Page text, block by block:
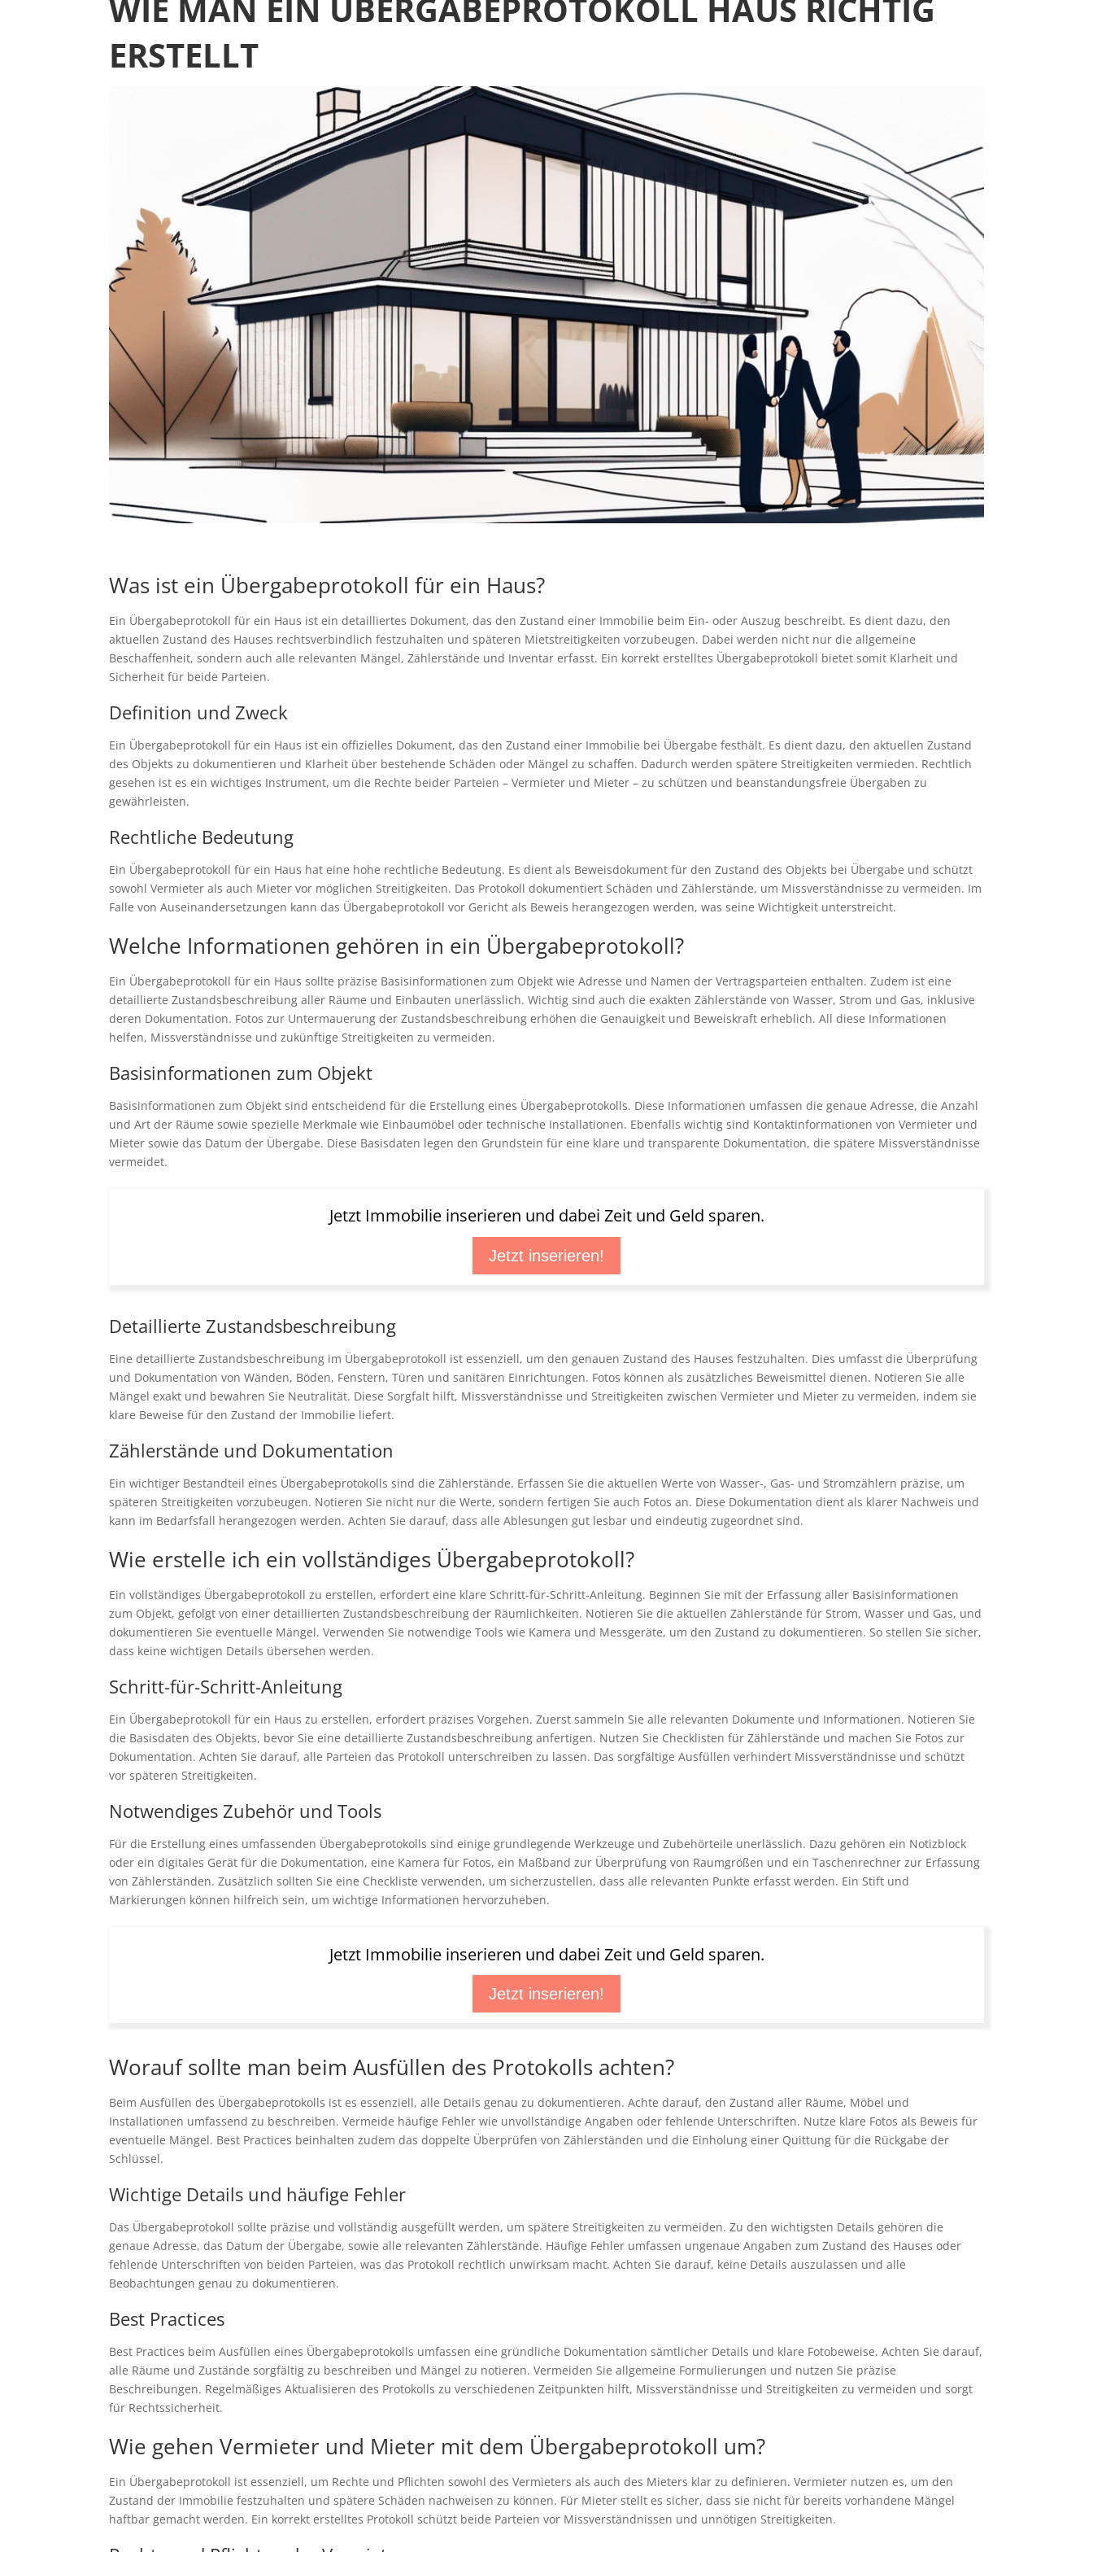
WIE MAN EIN ÜBERGABEPROTOKOLL HAUS RICHTIG
ERSTELLT
Was ist ein Übergabeprotokoll für ein Haus?
Ein Übergabeprotokoll für ein Haus ist ein detailliertes Dokument, das den Zustand einer Immobilie beim Ein- oder Auszug beschreibt. Es dient dazu, den
aktuellen Zustand des Hauses rechtsverbindlich festzuhalten und späteren Mietstreitigkeiten vorzubeugen. Dabei werden nicht nur die allgemeine
Beschaffenheit, sondern auch alle relevanten Mängel, Zählerstände und Inventar erfasst. Ein korrekt erstelltes Übergabeprotokoll bietet somit Klarheit und
Sicherheit für beide Parteien.
Definition und Zweck
Ein Übergabeprotokoll für ein Haus ist ein offizielles Dokument, das den Zustand einer Immobilie bei Übergabe festhält. Es dient dazu, den aktuellen Zustand
des Objekts zu dokumentieren und Klarheit über bestehende Schäden oder Mängel zu schaffen. Dadurch werden spätere Streitigkeiten vermieden. Rechtlich
gesehen ist es ein wichtiges Instrument, um die Rechte beider Parteien – Vermieter und Mieter – zu schützen und beanstandungsfreie Übergaben zu
gewährleisten.
Rechtliche Bedeutung
Ein Übergabeprotokoll für ein Haus hat eine hohe rechtliche Bedeutung. Es dient als Beweisdokument für den Zustand des Objekts bei Übergabe und schützt
sowohl Vermieter als auch Mieter vor möglichen Streitigkeiten. Das Protokoll dokumentiert Schäden und Zählerstände, um Missverständnisse zu vermeiden. Im
Falle von Auseinandersetzungen kann das Übergabeprotokoll vor Gericht als Beweis herangezogen werden, was seine Wichtigkeit unterstreicht.
Welche Informationen gehören in ein Übergabeprotokoll?
Ein Übergabeprotokoll für ein Haus sollte präzise Basisinformationen zum Objekt wie Adresse und Namen der Vertragsparteien enthalten. Zudem ist eine
detaillierte Zustandsbeschreibung aller Räume und Einbauten unerlässlich. Wichtig sind auch die exakten Zählerstände von Wasser, Strom und Gas, inklusive
deren Dokumentation. Fotos zur Untermauerung der Zustandsbeschreibung erhöhen die Genauigkeit und Beweiskraft erheblich. All diese Informationen
helfen, Missverständnisse und zukünftige Streitigkeiten zu vermeiden.
Basisinformationen zum Objekt
Basisinformationen zum Objekt sind entscheidend für die Erstellung eines Übergabeprotokolls. Diese Informationen umfassen die genaue Adresse, die Anzahl
und Art der Räume sowie spezielle Merkmale wie Einbaumöbel oder technische Installationen. Ebenfalls wichtig sind Kontaktinformationen von Vermieter und
Mieter sowie das Datum der Übergabe. Diese Basisdaten legen den Grundstein für eine klare und transparente Dokumentation, die spätere Missverständnisse
vermeidet.
Jetzt Immobilie inserieren und dabei Zeit und Geld sparen.
Jetzt inserieren!
Detaillierte Zustandsbeschreibung
Eine detaillierte Zustandsbeschreibung im Übergabeprotokoll ist essenziell, um den genauen Zustand des Hauses festzuhalten. Dies umfasst die Überprüfung
und Dokumentation von Wänden, Böden, Fenstern, Türen und sanitären Einrichtungen. Fotos können als zusätzliches Beweismittel dienen. Notieren Sie alle
Mängel exakt und bewahren Sie Neutralität. Diese Sorgfalt hilft, Missverständnisse und Streitigkeiten zwischen Vermieter und Mieter zu vermeiden, indem sie
klare Beweise für den Zustand der Immobilie liefert.
Zählerstände und Dokumentation
Ein wichtiger Bestandteil eines Übergabeprotokolls sind die Zählerstände. Erfassen Sie die aktuellen Werte von Wasser-, Gas- und Stromzählern präzise, um
späteren Streitigkeiten vorzubeugen. Notieren Sie nicht nur die Werte, sondern fertigen Sie auch Fotos an. Diese Dokumentation dient als klarer Nachweis und
kann im Bedarfsfall herangezogen werden. Achten Sie darauf, dass alle Ablesungen gut lesbar und eindeutig zugeordnet sind.
Wie erstelle ich ein vollständiges Übergabeprotokoll?
Ein vollständiges Übergabeprotokoll zu erstellen, erfordert eine klare Schritt-für-Schritt-Anleitung. Beginnen Sie mit der Erfassung aller Basisinformationen
zum Objekt, gefolgt von einer detaillierten Zustandsbeschreibung der Räumlichkeiten. Notieren Sie die aktuellen Zählerstände für Strom, Wasser und Gas, und
dokumentieren Sie eventuelle Mängel. Verwenden Sie notwendige Tools wie Kamera und Messgeräte, um den Zustand zu dokumentieren. So stellen Sie sicher,
dass keine wichtigen Details übersehen werden.
Schritt-für-Schritt-Anleitung
Ein Übergabeprotokoll für ein Haus zu erstellen, erfordert präzises Vorgehen. Zuerst sammeln Sie alle relevanten Dokumente und Informationen. Notieren Sie
die Basisdaten des Objekts, bevor Sie eine detaillierte Zustandsbeschreibung anfertigen. Nutzen Sie Checklisten für Zählerstände und machen Sie Fotos zur
Dokumentation. Achten Sie darauf, alle Parteien das Protokoll unterschreiben zu lassen. Das sorgfältige Ausfüllen verhindert Missverständnisse und schützt
vor späteren Streitigkeiten.
Notwendiges Zubehör und Tools
Für die Erstellung eines umfassenden Übergabeprotokolls sind einige grundlegende Werkzeuge und Zubehörteile unerlässlich. Dazu gehören ein Notizblock
oder ein digitales Gerät für die Dokumentation, eine Kamera für Fotos, ein Maßband zur Überprüfung von Raumgrößen und ein Taschenrechner zur Erfassung
von Zählerständen. Zusätzlich sollten Sie eine Checkliste verwenden, um sicherzustellen, dass alle relevanten Punkte erfasst werden. Ein Stift und
Markierungen können hilfreich sein, um wichtige Informationen hervorzuheben.
Jetzt Immobilie inserieren und dabei Zeit und Geld sparen.
Jetzt inserieren!
Worauf sollte man beim Ausfüllen des Protokolls achten?
Beim Ausfüllen des Übergabeprotokolls ist es essenziell, alle Details genau zu dokumentieren. Achte darauf, den Zustand aller Räume, Möbel und
Installationen umfassend zu beschreiben. Vermeide häufige Fehler wie unvollständige Angaben oder fehlende Unterschriften. Nutze klare Fotos als Beweis für
eventuelle Mängel. Best Practices beinhalten zudem das doppelte Überprüfen von Zählerständen und die Einholung einer Quittung für die Rückgabe der
Schlüssel.
Wichtige Details und häufige Fehler
Das Übergabeprotokoll sollte präzise und vollständig ausgefüllt werden, um spätere Streitigkeiten zu vermeiden. Zu den wichtigsten Details gehören die
genaue Adresse, das Datum der Übergabe, sowie alle relevanten Zählerstände. Häufige Fehler umfassen ungenaue Angaben zum Zustand des Hauses oder
fehlende Unterschriften von beiden Parteien, was das Protokoll rechtlich unwirksam macht. Achten Sie darauf, keine Details auszulassen und alle
Beobachtungen genau zu dokumentieren.
Best Practices
Best Practices beim Ausfüllen eines Übergabeprotokolls umfassen eine gründliche Dokumentation sämtlicher Details und klare Fotobeweise. Achten Sie darauf,
alle Räume und Zustände sorgfältig zu beschreiben und Mängel zu notieren. Vermeiden Sie allgemeine Formulierungen und nutzen Sie präzise
Beschreibungen. Regelmäßiges Aktualisieren des Protokolls zu verschiedenen Zeitpunkten hilft, Missverständnisse und Streitigkeiten zu vermeiden und sorgt
für Rechtssicherheit.
Wie gehen Vermieter und Mieter mit dem Übergabeprotokoll um?
Ein Übergabeprotokoll ist essenziell, um Rechte und Pflichten sowohl des Vermieters als auch des Mieters klar zu definieren. Vermieter nutzen es, um den
Zustand der Immobilie festzuhalten und spätere Schäden nachweisen zu können. Für Mieter stellt es sicher, dass sie nicht für bereits vorhandene Mängel
haftbar gemacht werden. Ein korrekt erstelltes Protokoll schützt beide Parteien vor Missverständnissen und unnötigen Streitigkeiten.